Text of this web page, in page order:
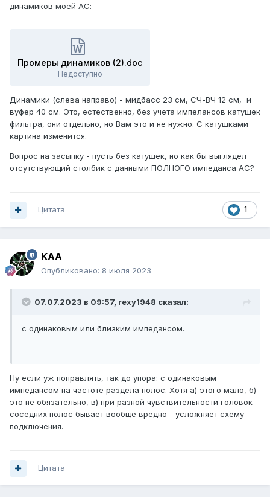
динамиков моей АС:
Промеры динамиков (2).doc
Недоступно
Динамики (слева направо) - мидбасс 23 см, СЧ-ВЧ 12 см, и
вуфер 40 см. Это, естественно, без учета импелансов катушек
фильтра, они отдельно, но Вам это и не нужно. С катушками
картина изменится.
Вопрос на засыпку - пусть без катушек, но как бы выглядел
отсутствующий столбик с данными ПОЛНОГО импеданса АС?
1
Цитата
KAA
Опубликовано: 8 июля 2023
07.07.2023 в 09:57, rexy1948 сказал:
с одинаковым или близким импедансом.
Ну если уж поправлять, так до упора: с одинаковым
импедансом на частоте раздела полос. Хотя а) этого мало, б)
это не обязательно, в) при разной чувствительности головок
соседних полос бывает вообще вредно - усложняет схему
подключения.
Цитата